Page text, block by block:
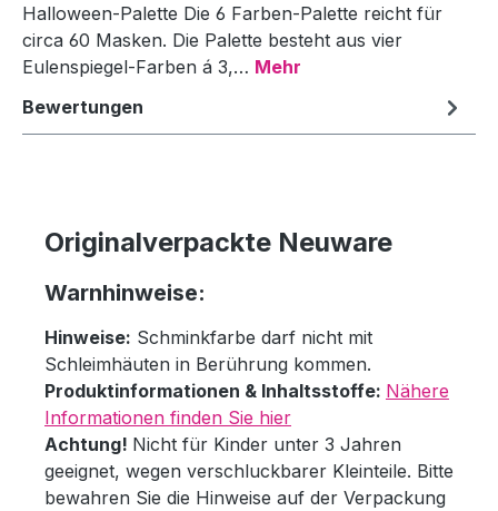
Halloween-Palette Die 6 Farben-Palette reicht für
circa 60 Masken. Die Palette besteht aus vier
Eulenspiegel-Farben á 3,… Mehr
Bewertungen
Originalverpackte Neuware
Warnhinweise:
Hinweise: Schminkfarbe darf nicht mit
Schleimhäuten in Berührung kommen.
Produktinformationen & Inhaltsstoffe: Nähere
Informationen finden Sie hier
Achtung! Nicht für Kinder unter 3 Jahren
geeignet, wegen verschluckbarer Kleinteile. Bitte
bewahren Sie die Hinweise auf der Verpackung